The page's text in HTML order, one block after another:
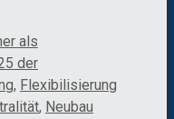
als
der
, Flexibilisierung
, Neubau